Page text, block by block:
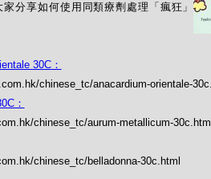
分享如何使用同類療劑處理「瘋狂」
30C：
chinese_tc/anacardium-orientale-
：
chinese_tc/aurum-metallicum-30c.html
chinese_tc/belladonna-30c.html